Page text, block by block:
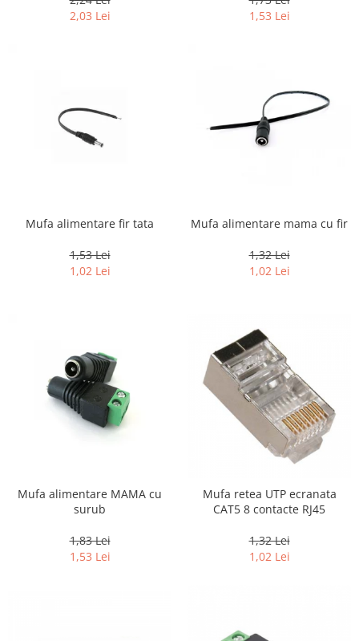
2,03 Lei
1,53 Lei
Mufa alimentare fir tata
1,53 Lei
1,02 Lei
Mufa alimentare mama cu fir
1,32 Lei
1,02 Lei
Mufa alimentare MAMA cu
surub
1,83 Lei
1,53 Lei
Mufa retea UTP ecranata
CAT5 8 contacte RJ45
1,32 Lei
1,02 Lei